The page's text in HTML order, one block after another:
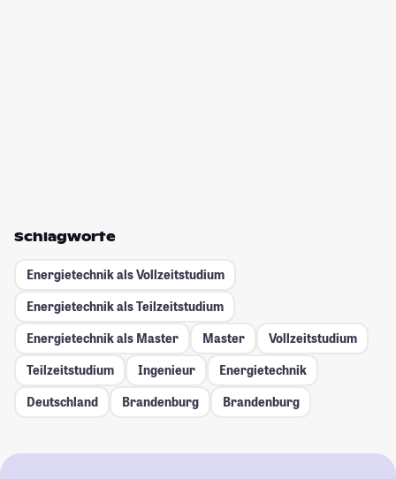
Schlagworte
Energietechnik als Vollzeitstudium
Energietechnik als Teilzeitstudium
Energietechnik als Master
Master
Vollzeitstudium
Teilzeitstudium
Ingenieur
Energietechnik
Deutschland
Brandenburg Brandenburg